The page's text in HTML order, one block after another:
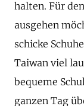
halten. Für
ausgehen
schicke
Taiwan viel
bequeme
ganzen Tag